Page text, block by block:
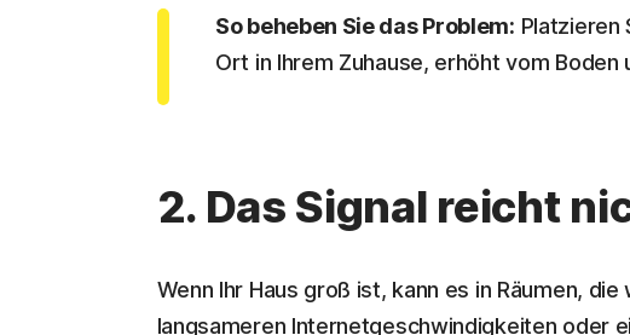
So beheben Sie das Problem: Platzieren
Ort in Ihrem Zuhause, erhöht vom
2. Das Signal reicht
Wenn Ihr Haus groß ist, kann es in Räumen,
langsameren Internetgeschwindigkeiten oder